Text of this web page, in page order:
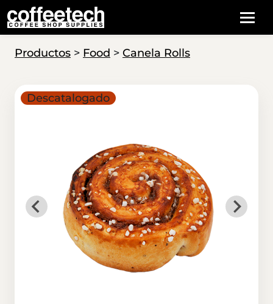
Productos > Food > Canela Rolls
Descatalogado